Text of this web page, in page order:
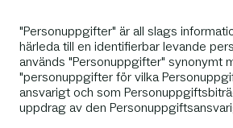
"Personuppgifter" är all slags
härleda till en identifierbar levande
används "Personuppgifter" synonymt
"personuppgifter för vilka
ansvarigt och som
uppdrag av den